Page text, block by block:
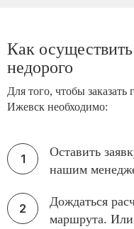
Как осуществить
недорого
Для того, чтобы
Ижевск необходимо:
Оставить
нашим
Дождаться
маршрута. Или